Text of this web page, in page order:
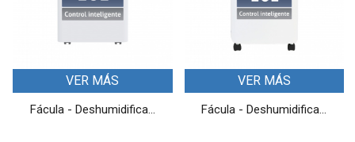
VER MÁS
Fácula - Deshumidifica...
VER MÁS
Fácula - Deshumidifica...